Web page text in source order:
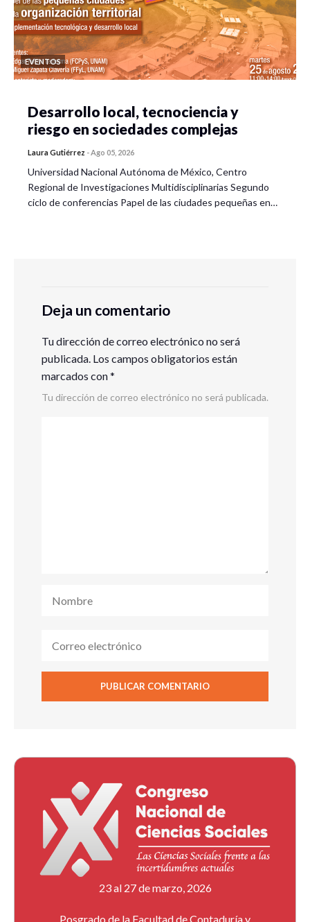
EVENTOS
Desarrollo local, tecnociencia y
riesgo en sociedades complejas
Laura Gutiérrez -Ago 05, 2026
Universidad Nacional Autónoma de México, Centro
Regional de Investigaciones Multidisciplinarias Segundo
ciclo de conferencias Papel de las ciudades pequeñas en…
Deja un comentario
Tu dirección de correo electrónico no será
publicada. Los campos obligatorios están
marcados con*
Tu dirección de correo electrónico no será publicada.
23 al 27 de marzo, 2026
Posgrado de la Facultad de Contaduría y